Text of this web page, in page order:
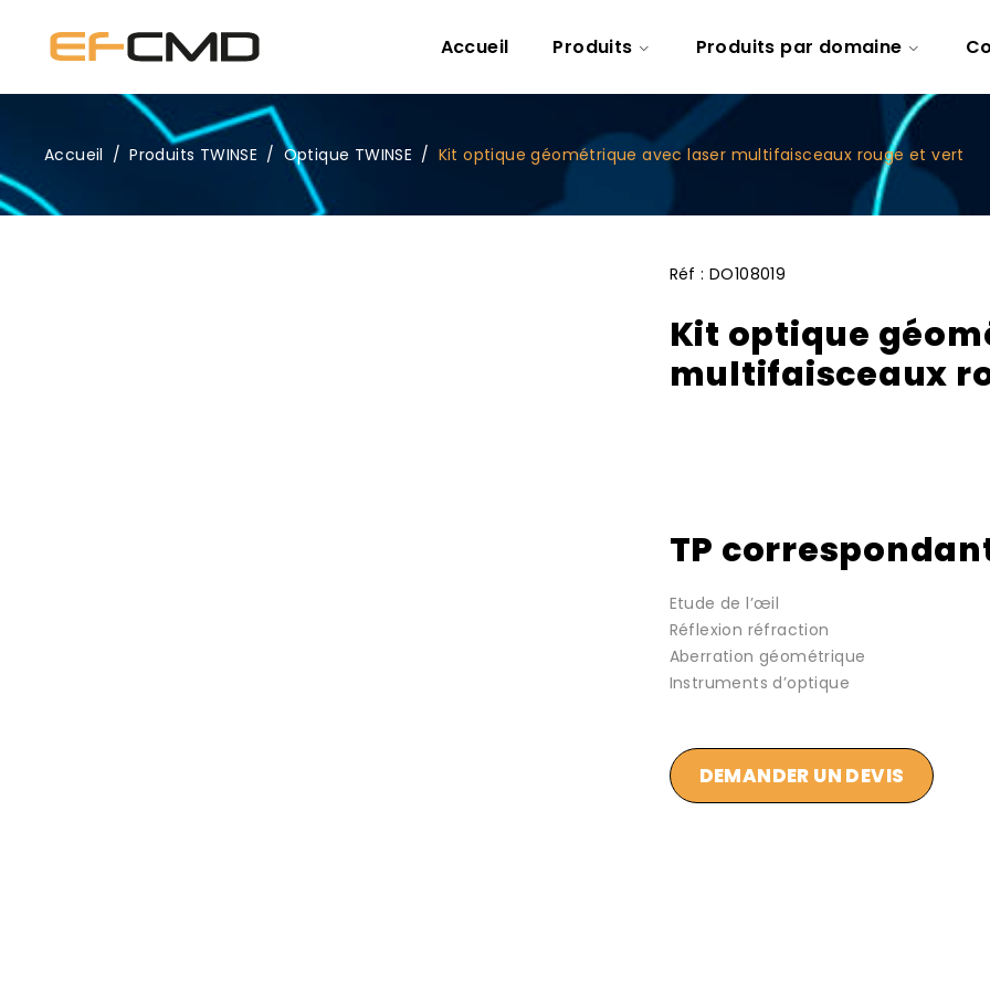
Accueil Produits Produits par domaine
Accueil / Produits TWINSE / Optique TWINSE / Kit optique géométrique avec laser multifaisceaux rouge et vert
Réf : DO108019
Kit optique
multifaisceaux
TP
Etude de l’œil
Réflexion réfraction
Aberration géométrique
Instruments d’optique
DEMANDER UN DEVIS